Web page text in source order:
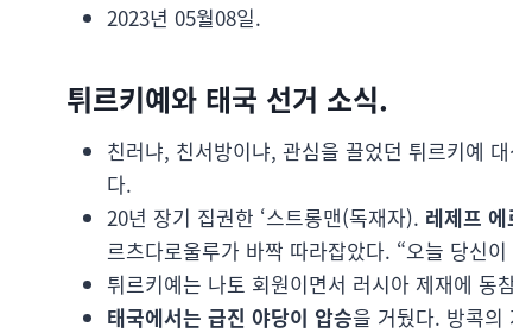
2023년 05월08일.
튀르키예와 태국 선거 소식.
친러냐, 친서방이냐, 관심을 끌었던 튀르키예
다.
20년 장기 집권한 ‘스트롱맨(독재자). 레제프
르츠다로울루가 바짝 따라잡았다. “오늘 당신
튀르키예는 나토 회원이면서 러시아 제재에
태국에서는 급진 야당이 압승을 거뒀다. 방콕의